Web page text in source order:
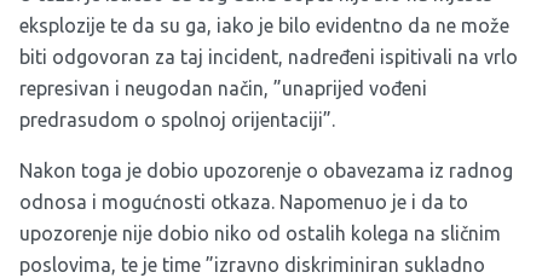
eksplozije te da su ga, iako je bilo evidentno da ne može
biti odgovoran za taj incident, nadređeni ispitivali na vrlo
represivan i neugodan način, ”unaprijed vođeni
predrasudom o spolnoj orijentaciji”.
Nakon toga je dobio upozorenje o obavezama iz radnog
odnosa i mogućnosti otkaza. Napomenuo je i da to
upozorenje nije dobio niko od ostalih kolega na sličnim
poslovima, te je time ”izravno diskriminiran sukladno